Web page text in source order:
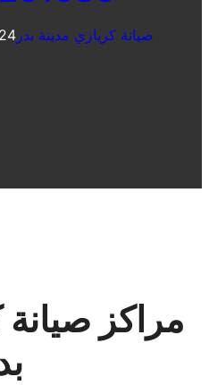
صيانة كريازي مدينة بدر
مراكز صيانة